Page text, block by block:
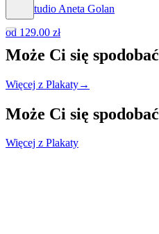
Hog Studio Aneta Golan
od 129.00 zł
Może Ci się spodobać
Więcej z Plakaty→
Może Ci się spodobać
Więcej z Plakaty